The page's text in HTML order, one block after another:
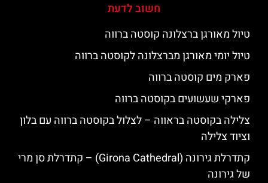
חשוב לדעת
טיול מאורגן ברצלונה קוסטה ברווה
טיול יומי מאורגן מברצלונה לקוסטה ברווה
פארק מים קוסטה ברווה
פארקי שעשועים בקוסטה ברווה
צלילה בקוסטה בראווה – לצלול בקוסטה ברווה עם בלון
וציוד צלילה
קתדרלת גירונה (Girona Cathedral) – קתדרלת סן מרי
של גירונה